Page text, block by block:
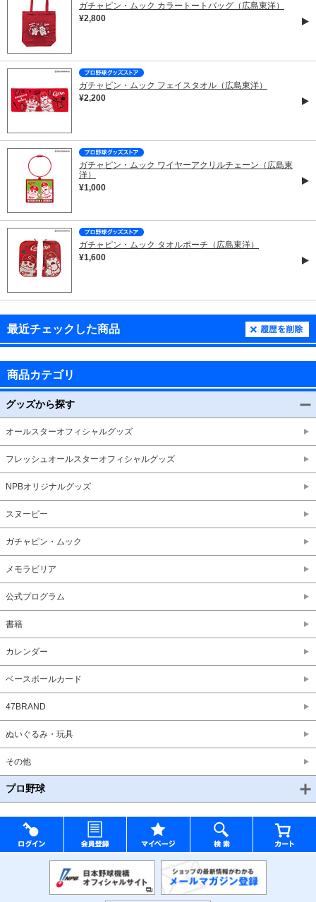
ガチャピン・ムック カラートートバッグ（広島東洋）
¥2,800
ガチャピン・ムック フェイスタオル（広島東洋）
¥2,200
ガチャピン・ムック ワイヤーアクリルチェーン（広島東
洋）
¥1,000
ガチャピン・ムック タオルポーチ（広島東洋）
¥1,600
最近チェックした商品
商品カテゴリ
グッズから探す
オールスターオフィシャルグッズ
フレッシュオールスターオフィシャルグッズ
NPBオリジナルグッズ
スヌーピー
ガチャピン・ムック
メモラビリア
公式プログラム
書籍
カレンダー
ベースボールカード
47BRAND
ぬいぐるみ・玩具
その他
プロ野球